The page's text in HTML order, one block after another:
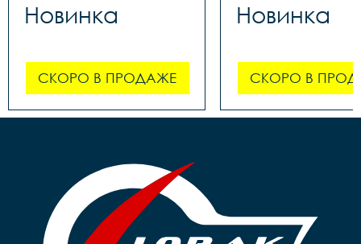
Новинка
СКОРО В ПРОДАЖЕ
Новинка
СКОРО В